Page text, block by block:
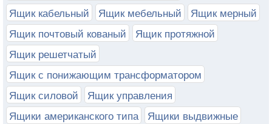
Ящик кабельный
Ящик мебельный
Ящик мерный
Ящик почтовый кованый
Ящик протяжной
Ящик решетчатый
Ящик с понижающим трансформатором
Ящик силовой
Ящик управления
Ящики американского типа
Ящики выдвижные